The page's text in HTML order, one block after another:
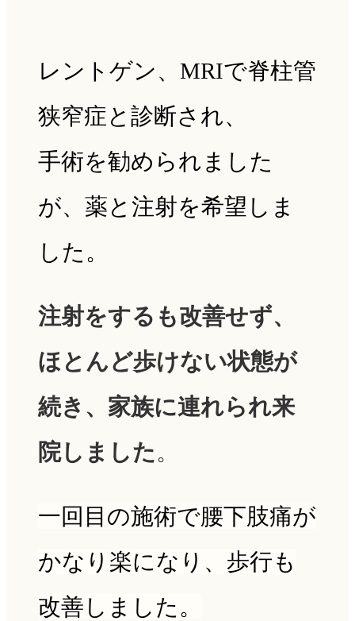
レントゲン、MRIで脊柱管
狭窄症と診断され、
手術を勧められました
が、薬と注射を希望しま
した。
注射をするも改善せず、
ほとんど歩けない状態が
続き、家族に連れられ来
院しました。
一回目の施術で腰下肢痛が
かなり楽になり、 歩行も
改善 しました。